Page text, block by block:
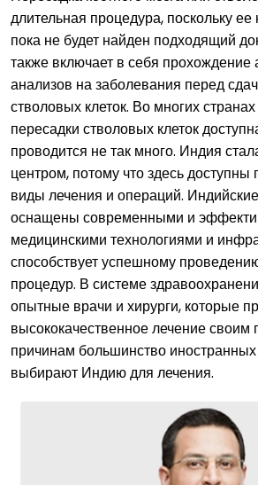
длительная процедура, поскольку ее
пока не будет найден подходящий
также включает в себя прохождение
анализов на заболевания перед
стволовых клеток. Во многих
пересадки стволовых клеток
проводится не так много. Индия
центром, потому что здесь доступны
виды лечения и операций.
оснащены современными и
медицинскими технологиями и
способствует успешному
процедур. В системе
опытные врачи и хирурги, которые
высококачественное лечение
причинам большинство
выбирают Индию для лечения.